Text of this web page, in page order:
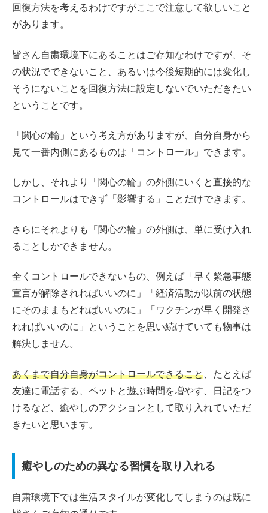
回復方法を考えるわけですがここで注意して欲しいこと
があります。
皆さん自粛環境下にあることはご存知なわけですが、そ
の状況でできないこと、あるいは今後短期的には変化し
そうにないことを回復方法に設定しないでいただきたい
ということです。
「関心の輪」という考え方がありますが、自分自身から
見て一番内側にあるものは「コントロール」できます。
しかし、それより「関心の輪」の外側にいくと直接的な
コントロールはできず「影響する」ことだけできます。
さらにそれよりも「関心の輪」の外側は、単に受け入れ
ることしかできません。
全くコントロールできないもの、例えば「早く緊急事態
宣言が解除されればいいのに」「経済活動が以前の状態
にそのままもどればいいのに」「ワクチンが早く開発さ
れればいいのに」ということを思い続けていても物事は
解決しません。
あくまで自分自身がコントロールできること 、たとえば
友達に電話する、ペットと遊ぶ時間を増やす、日記をつ
けるなど、癒やしのアクションとして取り入れていただ
きたいと思います。
癒やしのための異なる習慣を取り入れる
自粛環境下では生活スタイルが変化してしまうのは既に